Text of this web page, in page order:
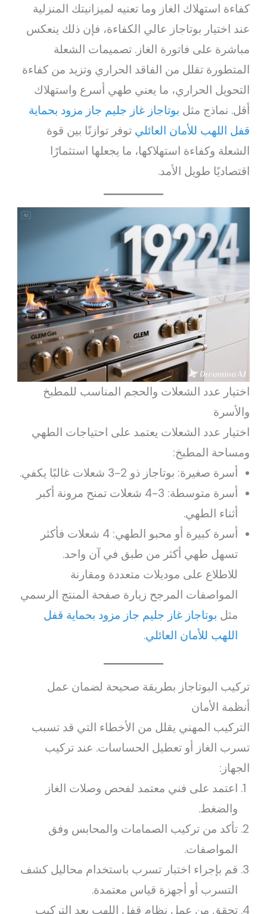
كفاءة استهلاك الغاز وما تعنيه لميزانيتك المنزلية
عند اختيار بوتاجاز عالي الكفاءة، فإن ذلك ينعكس
مباشرة على فاتورة الغاز. تصميمات الشعلة
المتطورة تقلل من الفاقد الحراري وتزيد من كفاءة
التحويل الحراري، ما يعني طهي أسرع واستهلاك
أقل. نماذج مثل بوتاجاز غاز جليم جاز مزود بحماية
قفل اللهب للأمان العائلي توفر توازنًا بين قوة
الشعلة وكفاءة استهلاكها، ما يجعلها استثمارًا
اقتصاديًا طويل الأمد.
اختيار عدد الشعلات والحجم المناسب للمطبخ
والأسرة
اختيار عدد الشعلات يعتمد على احتياجات الطهي
ومساحة المطبخ:
أسرة صغيرة: بوتاجاز ذو 2-3 شعلات غالبًا يكفي.
أسرة متوسطة: 3-4 شعلات تمنح مرونة أكبر
أثناء الطهي.
أسرة كبيرة أو محبو الطهي: 4 شعلات فأكثر
تسهل طهي أكثر من طبق في آن واحد.
للاطلاع على موديلات متعددة ومقارنة
المواصفات المرجح زيارة صفحة المنتج الرسمي
مثل بوتاجاز غاز جليم جاز مزود بحماية قفل
اللهب للأمان العائلي.
تركيب البوتاجاز بطريقة صحيحة لضمان عمل
أنظمة الأمان
التركيب المهني يقلل من الأخطاء التي قد تسبب
تسرب الغاز أو تعطيل الحساسات. عند تركيب
الجهاز:
اعتمد على فني معتمد لفحص وصلات الغاز
والضغط.
تأكد من تركيب الصمامات والمحابس وفق
المواصفات.
قم بإجراء اختبار تسرب باستخدام محاليل كشف
التسرب أو أجهزة قياس معتمدة.
تحقق من عمل نظام قفل اللهب بعد التركيب